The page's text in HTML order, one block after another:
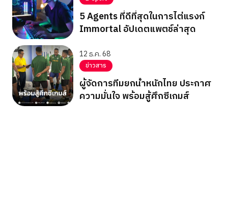
5 Agents ที่ดีที่สุดในการไต่แรงก์
Immortal อัปเดตแพตช์ล่าสุด
12 ธ.ค. 68
ข่าวสาร
ผู้จัดการทีมยกน้ำหนักไทย ประกาศ
ความมั่นใจ พร้อมสู้ศึกซีเกมส์